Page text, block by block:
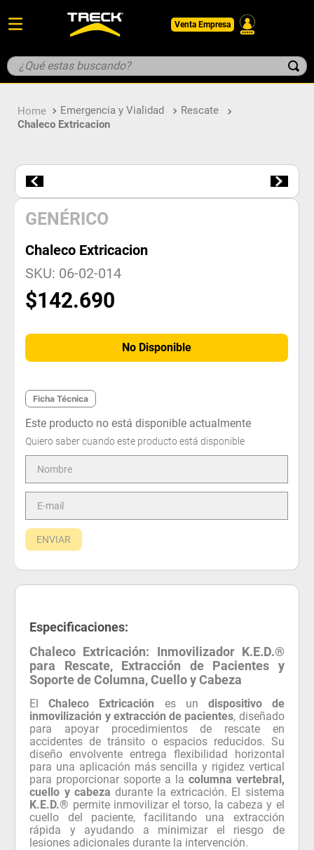
Venta Empresa
¿Qué estas buscando?
Emergencia y Vialidad
Rescate
Chaleco Extricacion
GENÉRICO
Chaleco Extricacion
SKU: 06-02-014
$142.690
No Disponible
Ficha Técnica
Este producto no está disponible actualmente
Quiero saber cuando este producto está disponible
ENVIAR
Especificaciones:
Chaleco Extricación: Inmovilizador K.E.D.®
para Rescate, Extracción de Pacientes y
Soporte de Columna, Cuello y Cabeza
ElChaleco Extricación es un dispositivo de
inmovilización y extracción de pacientes, diseñado
para apoyar procedimientos de rescate en
accidentes de tránsito o espacios reducidos. Su
diseño envolvente entrega flexibilidad horizontal
para una aplicación más sencilla y rigidez vertical
para proporcionar soporte a la columna vertebral,
cuello y cabeza durante la extricación. El sistema
K.E.D.® permite inmovilizar el torso, la cabeza y el
cuello del paciente, facilitando una extracción
rápida y ayudando a minimizar el riesgo de
lesiones adicionales durante la intervención.
1. botin